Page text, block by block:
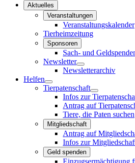
Aktuelles
Veranstaltungen
Veranstaltungskalender
Tierheimzeitung
Sponsoren
Sach- und
Newsletter
Newsletterarchiv
Helfen
Tierpatenschaft
Infos zur
Antrag auf
Tiere, die Paten suchen
Mitgliedschaft
Antrag auf
Infos zur
Geld spenden
Einzugsermächtigung